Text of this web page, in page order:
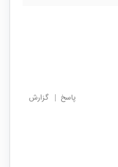
پاسخ | گزارش